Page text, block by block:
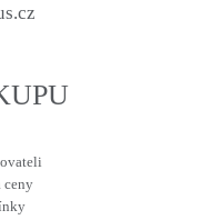
ceny